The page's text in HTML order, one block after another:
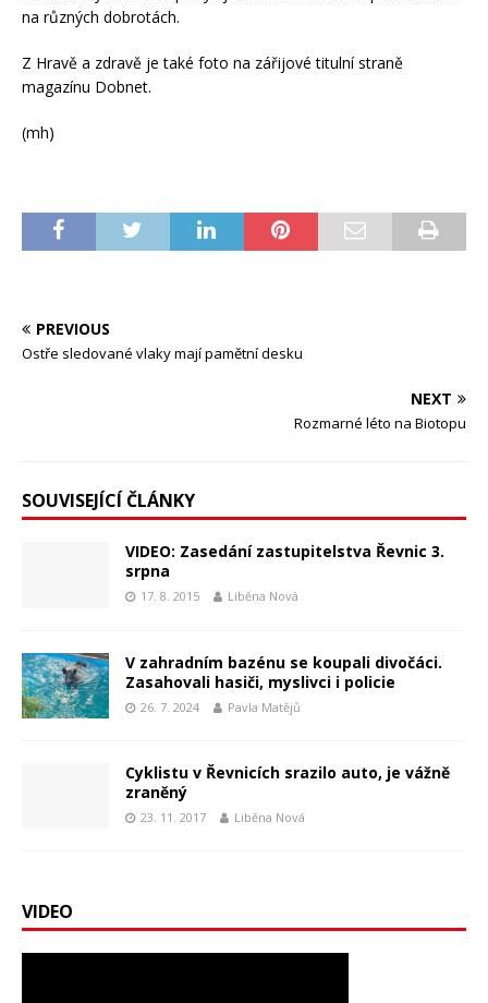
na různých dobrotách.
Z Hravě a zdravě je také foto na zářijové titulní straně
magazínu Dobnet.
(mh)
PREVIOUS
Ostře sledované vlaky mají pamětní desku
NEXT
Rozmarné léto na Biotopu
SOUVISEJÍCÍ ČLÁNKY
VIDEO: Zasedání zastupitelstva Řevnic 3.
srpna
17. 8. 2015 Liběna Nová
V zahradním bazénu se koupali divočáci.
Zasahovali hasiči, myslivci i policie
26. 7. 2024 Pavla Matějů
Cyklistu v Řevnicích srazilo auto, je vážně
zraněný
23. 11. 2017 Liběna Nová
VIDEO